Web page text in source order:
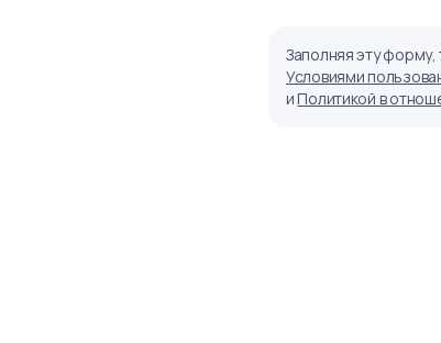
Заполняя эту
Условиями
иПолитикой в